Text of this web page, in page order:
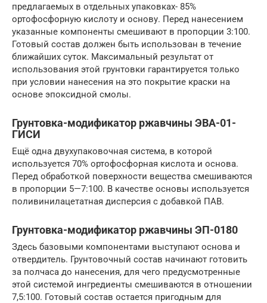
предлагаемых в отдельных упаковках- 85%
ортофосфорную кислоту и основу. Перед нанесением
указанные компоненты смешивают в пропорции 3:100.
Готовый состав должен быть использован в течение
ближайших суток. Максимальный результат от
использования этой грунтовки гарантируется только
при условии нанесения на это покрытие краски на
основе эпоксидной смолы.
Грунтовка-модификатор ржавчины ЭВА-01-
ГИСИ
Ещё одна двухупаковочная система, в которой
используется 70% ортофосфорная кислота и основа.
Перед обработкой поверхности вещества смешиваются
в пропорции 5—7:100. В качестве основы используется
поливинилацетатная дисперсия с добавкой ПАВ.
Грунтовка-модификатор ржавчины ЭП-0180
Здесь базовыми компонентами выступают основа и
отвердитель. Грунтовочный состав начинают готовить
за полчаса до нанесения, для чего предусмотренные
этой системой ингредиенты смешиваются в отношении
7,5:100. Готовый состав остается пригодным для